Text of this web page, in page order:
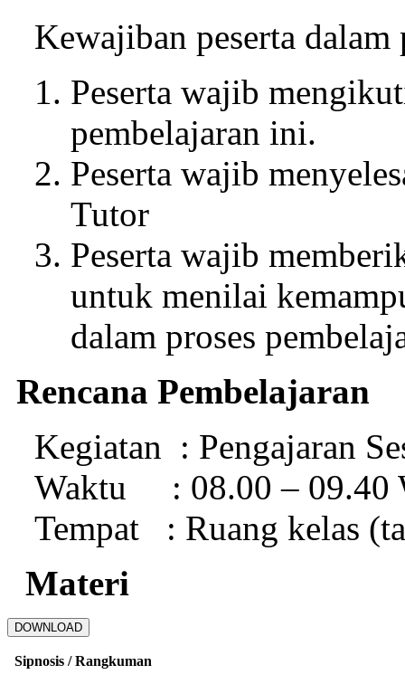
Kewajiban peserta
Peserta wajib
pembelajaran ini.
Peserta wajib
Tutor
Peserta wajib
untuk menilai
dalam proses
Rencana Pembelajaran
Kegiatan : Pengajaran
Waktu : 08.00 – 09.40
Tempat : Ruang kelas
Materi
DOWNLOAD
Sipnosis / Rangkuman